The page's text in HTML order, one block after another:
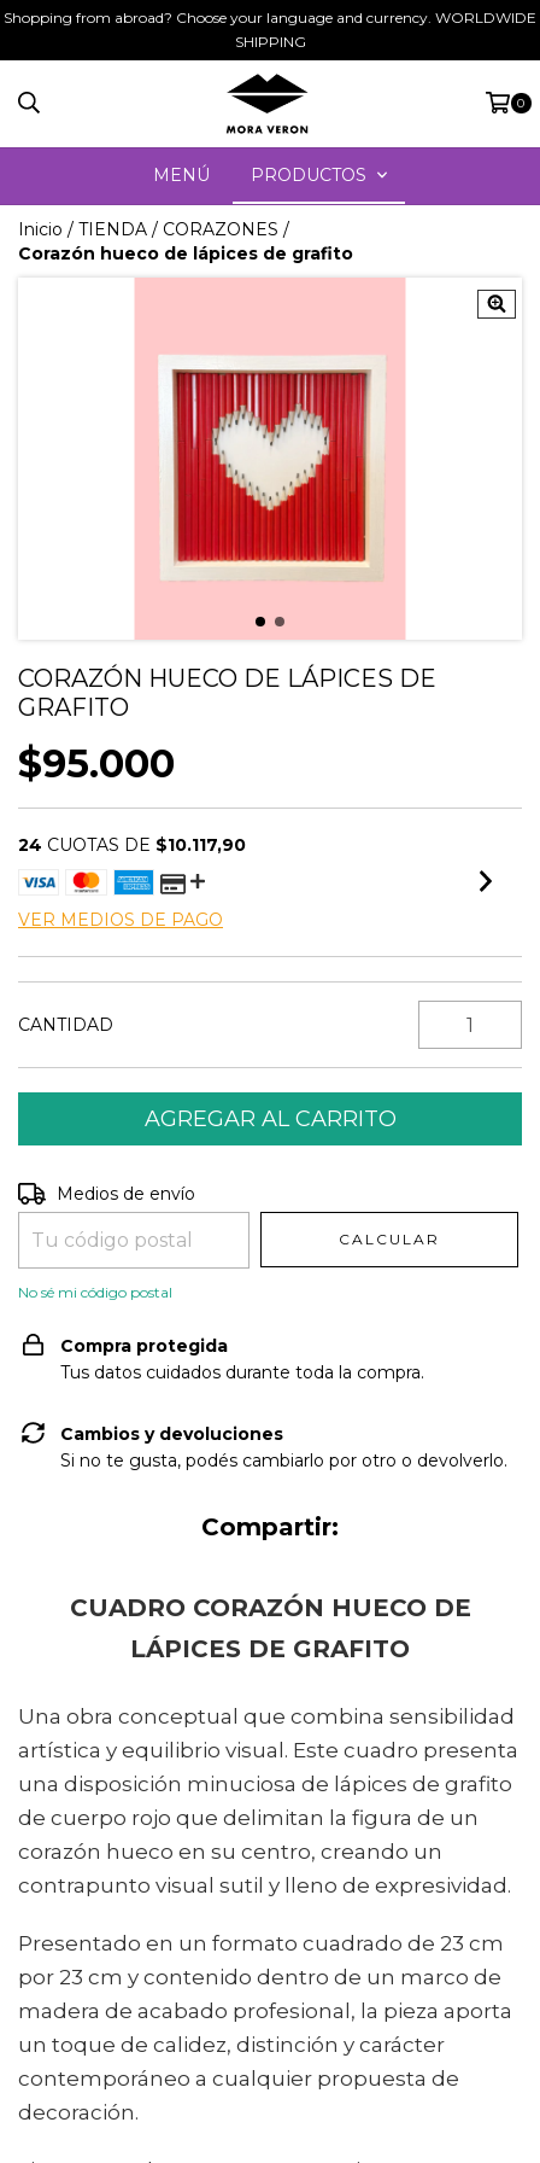
Shopping from abroad? Choose your language and currency. WORLDWIDE
SHIPPING
0
MENÚ PRODUCTOS
Inicio / TIENDA / CORAZONES /
Corazón hueco de lápices de grafito
CORAZÓN HUECO DE LÁPICES DE
GRAFITO
$95.000
24 CUOTAS DE $10.117,90
VER MEDIOS DE PAGO
CANTIDAD
Entregas para el CP:
Medios de envío
CALCULAR
No sé mi código postal
Compra protegida
Tus datos cuidados durante toda la compra.
Cambios y devoluciones
Si no te gusta, podés cambiarlo por otro o devolverlo.
Compartir:
CUADRO CORAZÓN HUECO DE
LÁPICES DE GRAFITO
Una obra conceptual que combina sensibilidad
artística y equilibrio visual. Este cuadro presenta
una disposición minuciosa de lápices de grafito
de cuerpo rojo que delimitan la figura de un
corazón hueco en su centro, creando un
contrapunto visual sutil y lleno de expresividad.
Presentado en un formato cuadrado de 23 cm
por 23 cm y contenido dentro de un marco de
madera de acabado profesional, la pieza aporta
un toque de calidez, distinción y carácter
contemporáneo a cualquier propuesta de
decoración.